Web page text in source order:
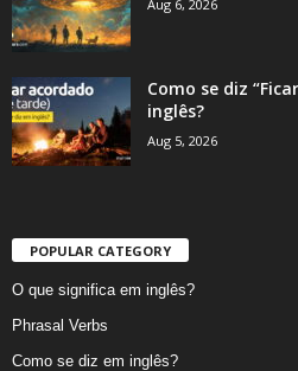
Aug 6, 2026
Como se diz
inglês?
Aug 5, 2026
POPULAR CATEGORY
O que significa em inglês?
Phrasal Verbs
Como se diz em inglês?